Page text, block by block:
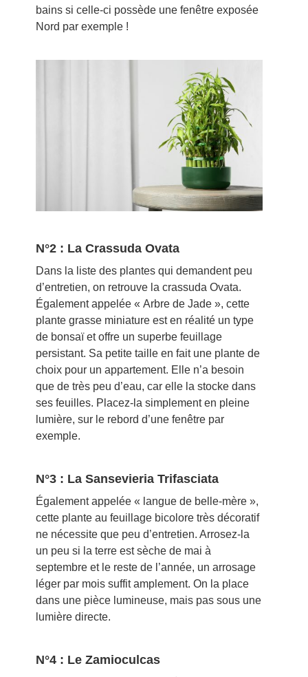
bains si celle-ci possède une fenêtre exposée
Nord par exemple !
N°2 : La Crassuda Ovata
Dans la liste des plantes qui demandent peu
d’entretien, on retrouve la crassuda Ovata.
Également appelée « Arbre de Jade », cette
plante grasse miniature est en réalité un type
de bonsaï et offre un superbe feuillage
persistant. Sa petite taille en fait une plante de
choix pour un appartement. Elle n’a besoin
que de très peu d’eau, car elle la stocke dans
ses feuilles. Placez-la simplement en pleine
lumière, sur le rebord d’une fenêtre par
exemple.
N°3 : La Sansevieria Trifasciata
Également appelée « langue de belle-mère »,
cette plante au feuillage bicolore très décoratif
ne nécessite que peu d’entretien. Arrosez-la
un peu si la terre est sèche de mai à
septembre et le reste de l’année, un arrosage
léger par mois suffit amplement. On la place
dans une pièce lumineuse, mais pas sous une
lumière directe.
N°4 : Le Zamioculcas